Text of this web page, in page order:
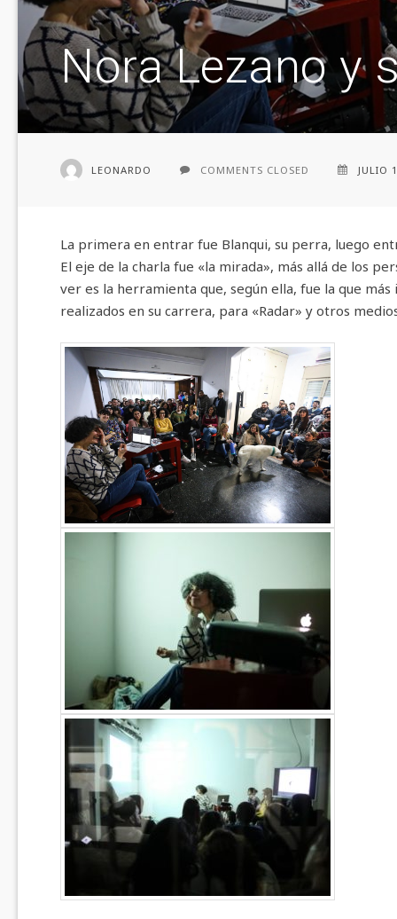
Nora Lezano y
LEONARDO COMMENTS CLOSED JULIO
La primera en entrar fue Blanqui, su perra, luego
El eje de la charla fue «la mirada», más allá de los
ver es la herramienta que, según ella, fue la que
realizados en su carrera, para «Radar» y otros